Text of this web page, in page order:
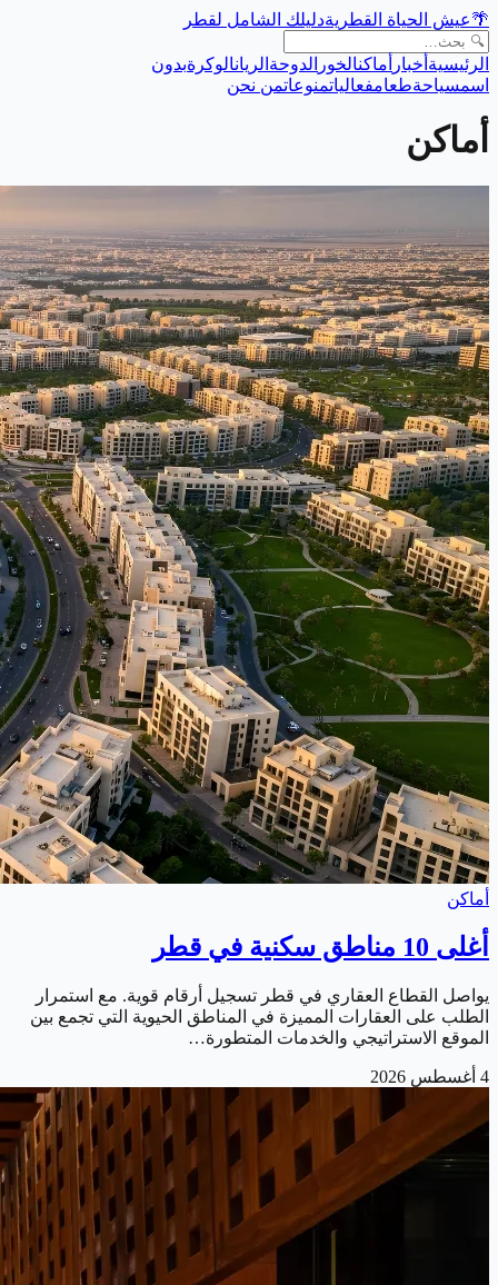
🌴عيش الحياة القطريةدليلك الشامل لقطر
الرئيسية أخبار أماكنالخور الدوحة الريانالوكرةبدون
اسمسياحةطعامفعالياتمنوعاتمن نحن
أماكن
أماكن
أغلى 10 مناطق سكنية في قطر
يواصل القطاع العقاري في قطر تسجيل أرقام قوية. مع استمرار
الطلب على العقارات المميزة في المناطق الحيوية التي تجمع بين
الموقع الاستراتيجي والخدمات المتطورة…
4 أغسطس 2026